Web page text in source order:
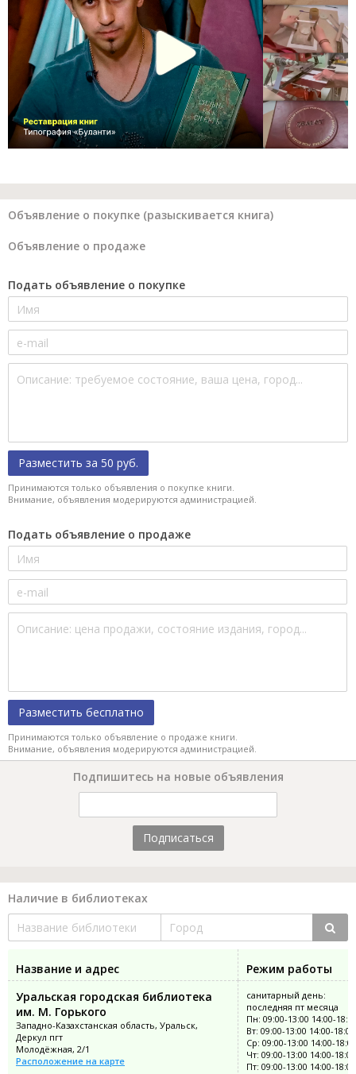
Объявление о покупке (разыскивается книга)
Объявление о продаже
Подать объявление о покупке
Разместить за 50 руб.
Принимаются только объявления о покупке книги.
Внимание, объявления модерируются администрацией.
Подать объявление о продаже
Разместить бесплатно
Принимаются только объявление о продаже книги.
Внимание, объявления модерируются администрацией.
Подпишитесь на новые объявления
Подписаться
Наличие в библиотеках
Название и адрес
Режим работы
Уральская городская библиотека
им. М. Горького
Западно-Казахстанская область, Уральск,
Деркул пгт
Молодёжная, 2/1
Расположение на карте
санитарный день:
последняя пт месяца
Пн: 09:00-13:00 14:00-
Вт: 09:00-13:00 14:00-18:00
Ср: 09:00-13:00 14:00-18:00
Чт: 09:00-13:00 14:00-18:00
Пт: 09:00-13:00 14:00-18:00